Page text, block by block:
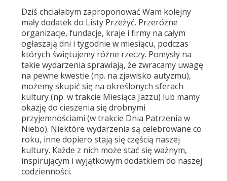
Dziś chciałabym zaproponować Wam kolejny
mały dodatek do Listy Przeżyć. Przeróżne
organizacje, fundacje, kraje i firmy na całym
ogłaszają dni i tygodnie w miesiącu, podczas
których świętujemy różne rzeczy. Pomysły na
takie wydarzenia sprawiają, że zwracamy uwagę
na pewne kwestie (np. na zjawisko autyzmu),
możemy skupić się na określonych sferach
kultury (np. w trakcie Miesiąca Jazzu) lub mamy
okazję do cieszenia się drobnymi
przyjemnościami (w trakcie Dnia Patrzenia w
Niebo). Niektóre wydarzenia są celebrowane co
roku, inne dopiero stają się częścią naszej
kultury. Każde z nich może stać się ważnym,
inspirującym i wyjątkowym dodatkiem do naszej
codzienności.